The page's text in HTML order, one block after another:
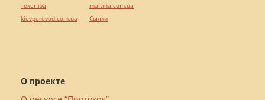
О проекте
текст юа
kievperevod.com.ua
maltina.com.ua
Cылки